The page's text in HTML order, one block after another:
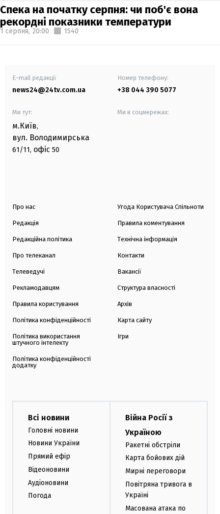
Спека на початку серпня: чи поб'є вона
рекордні показники температури
1 серпня, 20:00 1540
E-mail редакції
news24@24tv.com.ua
Номер телефону:
+38 044 390 5077
Ми тут:
м.Київ,
вул. Володимирська
61/11, офіс 50
Ми в соцмережах:
Про нас
Редакція
Редакційна політика
Про телеканал
Телеведучі
Рекламодавцям
Правила користування
Політика конфіденційності
Політика використання
штучного інтелекту
Політика конфіденційності
додатку
Угода Користувача Спільноти
Правила коментування
Технічна інформація
Контакти
Вакансії
Структура власності
Архів
Карта сайту
Ігри
Всі новини
Головні новини
Новини України
Прямий ефір
Відеоновини
Аудіоновини
Погода
Війна Росії з
Україною
Ракетні обстріли
Карта бойових дій
Мирні переговори
Повітряна тривога в
Україні
Масована атака по